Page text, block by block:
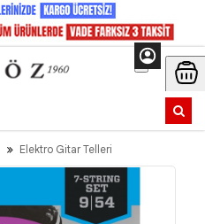
Elektro Gitar Telleri